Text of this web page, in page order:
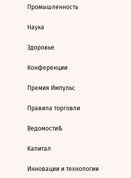
Промышленность
Наука
Здоровье
Конференции
Премия Импульс
Правила торговли
Ведомости&
Капитал
Инновации и технологии